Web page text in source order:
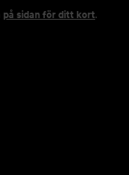
på sidan för ditt kort.